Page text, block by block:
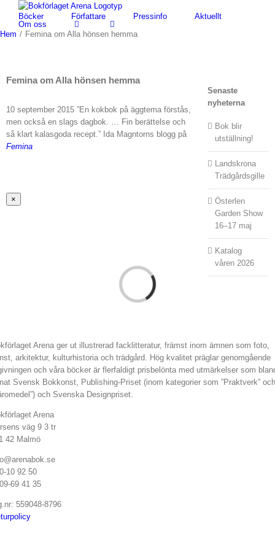
Fortsätt
innehållet
Böcker Författare Pressinfo
Aktuellt
Om oss
Hem / Femina om Alla hönsen hemma
Femina om Alla hönsen hemma
10 september 2015 ”En kokbok på äggtema förstås,
men också en slags dagbok. … Fin berättelse och
så klart kalasgoda recept.” Ida Magntorns blogg på
Femina
Senaste
nyheterna
Bok blir
utställning!
Landskrona
Trädgårdsgille
Österlen
Garden Show
16–17 maj
Katalog
våren 2026
Stäng
snabbvy
×
Arena ger ut illustrerad facklitteratur, främst inom ämnen som foto,
arkitektur, kulturhistoria och trädgård. Hög kvalitet präglar genomgående
och våra böcker är flerfaldigt prisbelönta med utmärkelser som
Svensk Bokkonst, Publishing-Priset (inom kategorier som ”Praktverk” och
och Svenska Designpriset.
Arena
väg 9 3 tr
42 Malmö
10 92 50
69 41 35
559048-8796